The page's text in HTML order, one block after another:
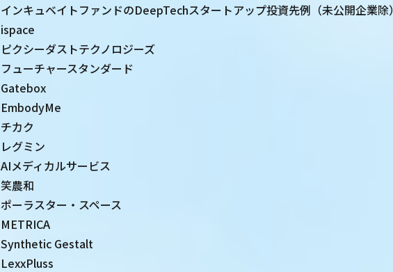
インキュベイトファンドのDeepTechスタートアップ投資先例（未公開企業除）
ispace
ピクシーダストテクノロジーズ
フューチャースタンダード
Gatebox
EmbodyMe
チカク
レグミン
AIメディカルサービス
笑農和
ポーラスター・スペース
METRICA
Synthetic Gestalt
LexxPluss